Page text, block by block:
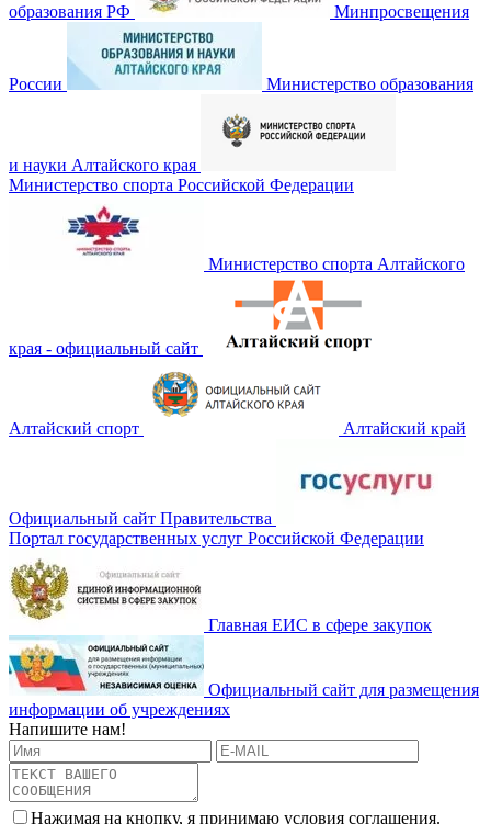
образования РФ Минпросвещения
России Министерство образования
и науки Алтайского края
Министерство спорта Российской Федерации
Министерство спорта Алтайского
края - официальный сайт
Алтайский спорт Алтайский край
Официальный сайт Правительства
Портал государственных услуг Российской Федерации
Главная ЕИС в сфере закупок
Официальный сайт для размещения
информации об учреждениях
Напишите нам!
Нажимая на кнопку, я принимаю условия соглашения.